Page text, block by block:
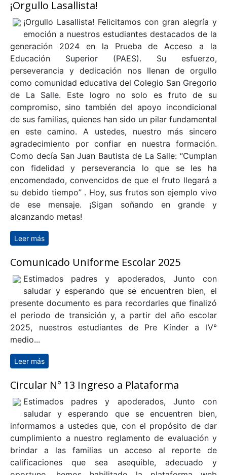
promoviendo el desarrollo integral de nuestros
estudiantes y apoyándolos en su camino hacia los
estudios superiores. ¡Sigamos construyendo sueños y
alcanzando metas!
Leer mássobre ¡Colegio San Gregorio de La Salle: Primer Lugar
Comunal en PAES 2024!
¡Orgullo Lasallista!
¡Orgullo Lasallista! Felicitamos con gran alegría y
emoción a nuestros estudiantes destacados de la
generación 2024 en la Prueba de Acceso a la
Educación Superior (PAES). Su esfuerzo,
perseverancia y dedicación nos llenan de orgullo
como comunidad educativa del Colegio San Gregorio
de La Salle. Este logro no solo es fruto de su
compromiso, sino también del apoyo incondicional
de sus familias, quienes han sido un pilar fundamental
en este camino. A ustedes, nuestro más sincero
Como decía San Juan Bautista de La Salle: “Cumplan
encomendado, convencidos de que el fruto llegará a
su debido tiempo” . Hoy, sus frutos son ejemplo vivo
de ese mensaje. ¡Sigan soñando en grande y
alcanzando metas!
Leer mássobre ¡Orgullo Lasallista!
Comunicado Uniforme Escolar 2025
Estimados padres y apoderados, Junto con
presente documento es para recordarles que finalizó
el periodo de transición y, a partir del año escolar
2025, nuestros estudiantes de Pre Kínder a IV°
medio...
Leer mássobre Comunicado Uniforme Escolar 2025
Circular N° 13 Ingreso a Plataforma